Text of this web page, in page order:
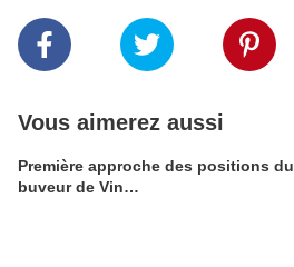
Vous aimerez aussi
Première approche des positions du
buveur de Vin…